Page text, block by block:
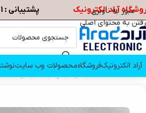
عبور به ناوبری
رفتن به محتوای اصلی
آراد الکترونیک پشتیبانی : 09132365701
آراد الکترونیکفروشگاهمحصولات وب سایت